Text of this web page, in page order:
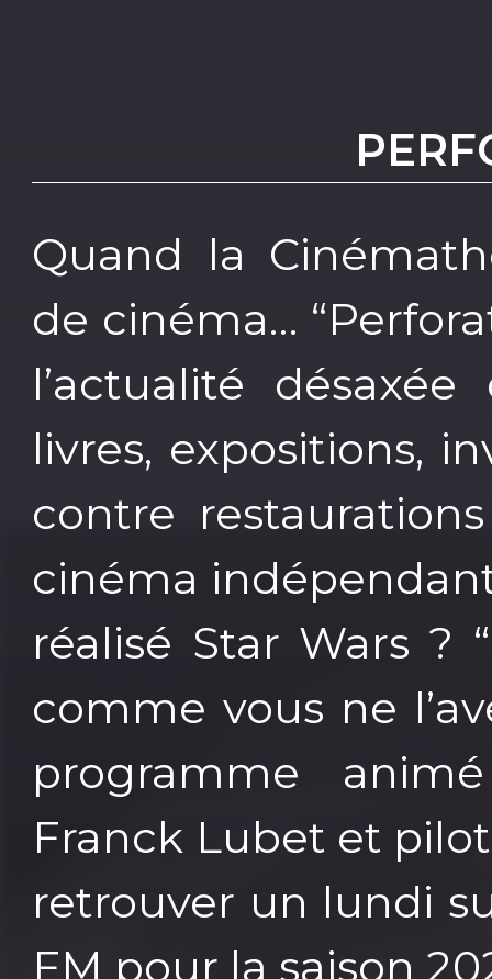
Quand la
de cinéma…
l’actualité
livres, expositions,
contre
cinéma
réalisé Star Wars ?
comme vous ne
programme
Franck Lubet et
retrouver un lundi
FM pour la saison